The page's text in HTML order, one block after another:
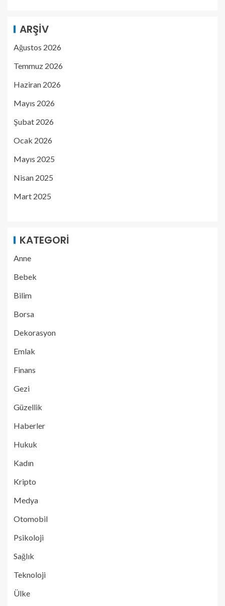
ARŞIV
Ağustos 2026
Temmuz 2026
Haziran 2026
Mayıs 2026
Şubat 2026
Ocak 2026
Mayıs 2025
Nisan 2025
Mart 2025
KATEGORI
Anne
Bebek
Bilim
Borsa
Dekorasyon
Emlak
Finans
Gezi
Güzellik
Haberler
Hukuk
Kadın
Kripto
Medya
Otomobil
Psikoloji
Sağlık
Teknoloji
Ülke